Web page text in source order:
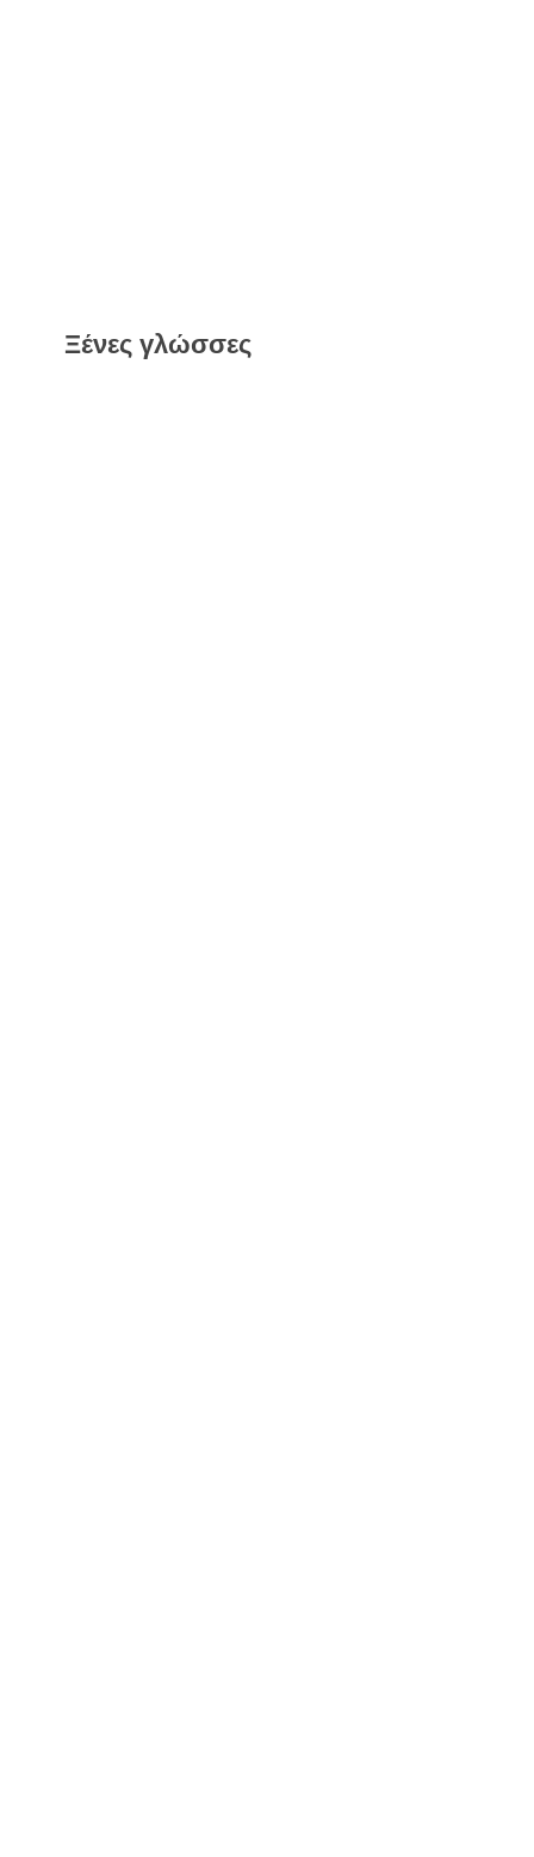
Ξένες γλώσσες